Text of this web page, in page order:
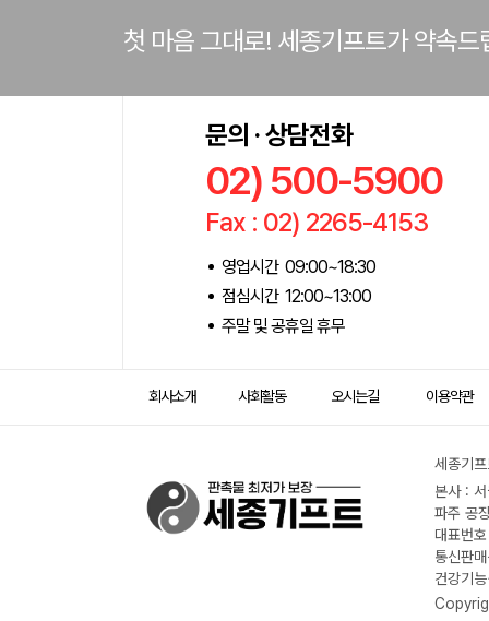
첫 마음 그대로! 세종기프트가 약속드
문의 · 상담전화
02) 500-5900
Fax : 02) 2265-4153
영업시간 09:00~18:30
점심시간 12:00~13:00
주말 및 공휴일 휴무
회사소개 사회활동 오시는길 이용약관
세종기
본사 :
파주 공
대표번
통신판
건강기